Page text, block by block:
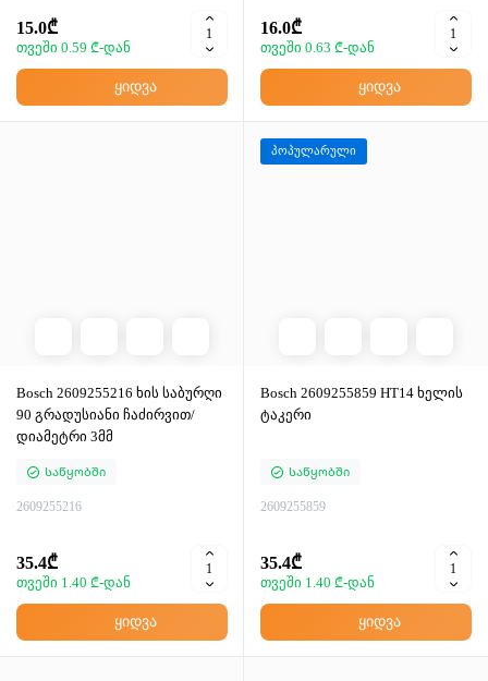
15.0₾
თვეში 0.59 ₾-დან
ყიდვა
16.0₾
თვეში 0.63 ₾-დან
ყიდვა
Bosch 2609255216 ხის საბურღი
90 გრადუსიანი ჩაძირვით/
დიამეტრი 3მმ
Საწყობში
2609255216
35.4₾
თვეში 1.40 ₾-დან
ყიდვა
პოპულარული
Bosch 2609255859 HT14 ხელის
ტაკერი
Საწყობში
2609255859
35.4₾
თვეში 1.40 ₾-დან
ყიდვა